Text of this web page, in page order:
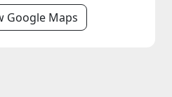
Google Maps